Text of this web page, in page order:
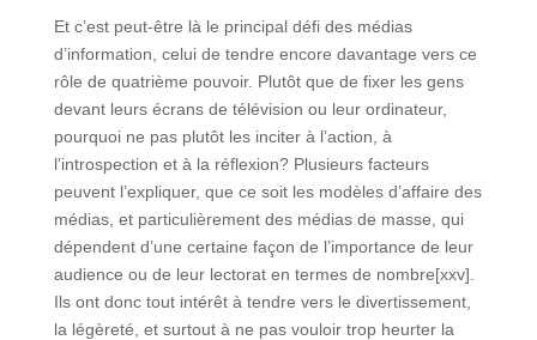
Et c’est peut-être là le principal défi des médias
d’information, celui de tendre encore davantage vers ce
rôle de quatrième pouvoir. Plutôt que de fixer les gens
devant leurs écrans de télévision ou leur ordinateur,
pourquoi ne pas plutôt les inciter à l’action, à
l’introspection et à la réflexion? Plusieurs facteurs
peuvent l’expliquer, que ce soit les modèles d’affaire des
médias, et particulièrement des médias de masse, qui
dépendent d’une certaine façon de l’importance de leur
audience ou de leur lectorat en termes de nombre[xxv].
Ils ont donc tout intérêt à tendre vers le divertissement,
la légèreté, et surtout à ne pas vouloir trop heurter la